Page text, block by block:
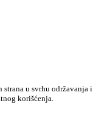
u svrhu održavanja i
korišćenja.